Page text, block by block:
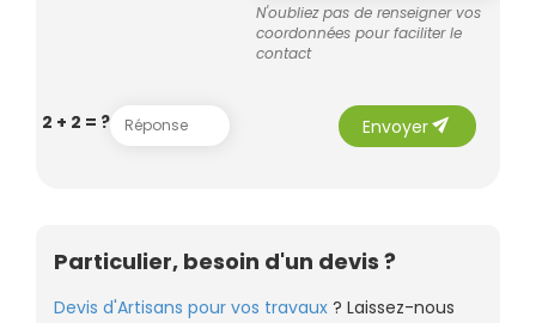
N'oubliez pas de renseigner vos
coordonnées pour faciliter le
contact
2 + 2 = ? Envoyersend
Particulier, besoin d'un devis ?
Devis d'Artisans pour vos travaux ? Laissez-nous